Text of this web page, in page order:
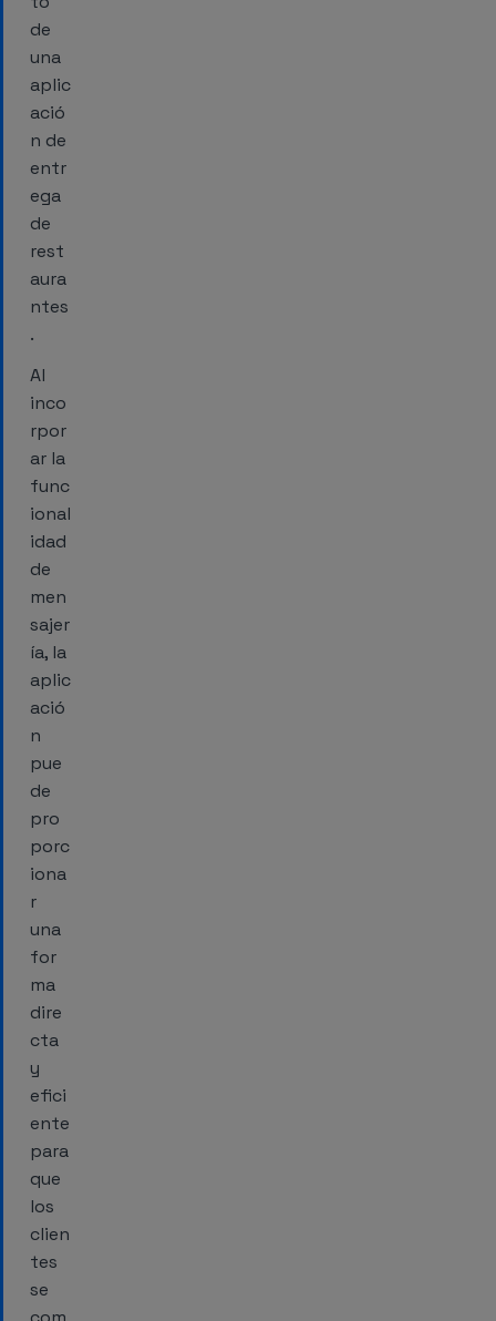
de
una
aplic
ació
n de
entr
ega
de
rest
aura
ntes
.
Al
inco
rpor
ar la
func
ional
idad
de
men
sajer
ía, la
aplic
ació
n
pue
de
pro
porc
iona
r
una
for
ma
dire
cta
y
efici
ente
para
que
los
clien
tes
se